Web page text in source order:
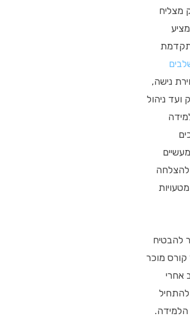
מצליח
מציע
נישה,
ועד ניהול
להבטיח
קורס מוכר
אחרי